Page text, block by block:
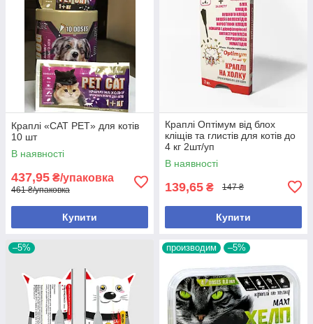
Краплі «CAT PET» для котів
10 шт
В наявності
437,95 ₴/упаковка
461 ₴/упаковка
Купити
Краплі Оптімум від блох
кліщів та глистів для котів до
4 кг 2шт/уп
В наявності
139,65 ₴ 147 ₴
Купити
–5% производим –5%